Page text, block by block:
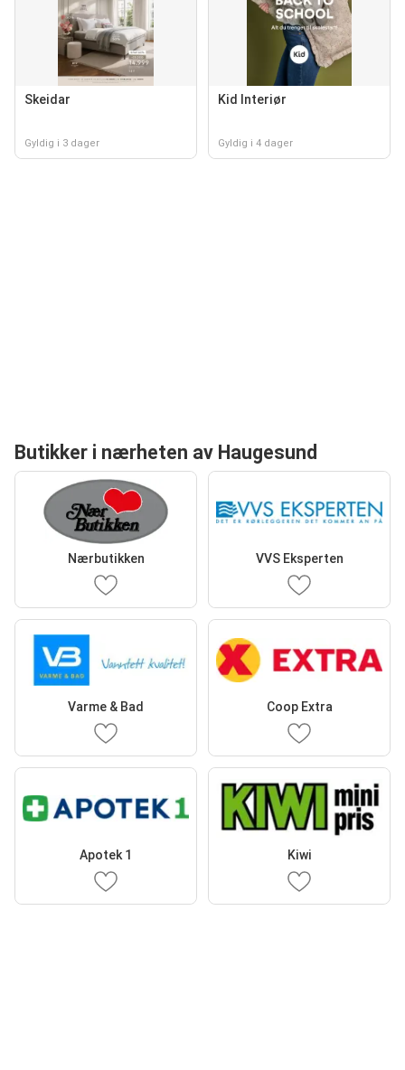
Skeidar
Gyldig i 3 dager
Kid Interiør
Gyldig i 4 dager
Butikker i nærheten av Haugesund
Nærbutikken VVS Eksperten
Varme & Bad Coop Extra
Apotek 1 Kiwi